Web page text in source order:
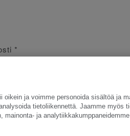
*
*
ja voimme personoida sisältöä ja
tietoliikennettä. Jaamme myös
mainonta- ja analytiikkakumppaneidemme